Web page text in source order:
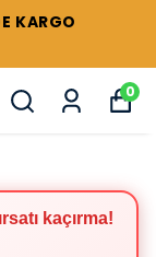
KARGO
0
kaçırma!